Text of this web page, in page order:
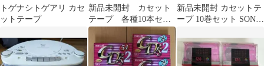
トゲナシトゲアリ カセ
ットテープ
新品未開封 カセット
テープ 各種10本セッ
ト
新品未開封 カセットテ
ープ 10巻セット SONY